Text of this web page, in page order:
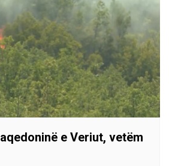
e Veriut, vetëm